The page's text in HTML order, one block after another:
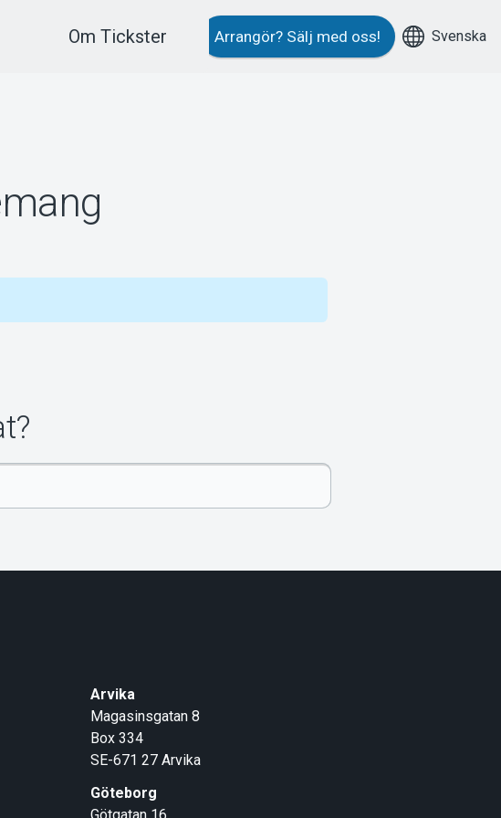
Om Tickster Arrangör? Sälj med oss! Svenska
Arvika
Magasinsgatan 8
Box 334
SE-671 27 Arvika
Göteborg